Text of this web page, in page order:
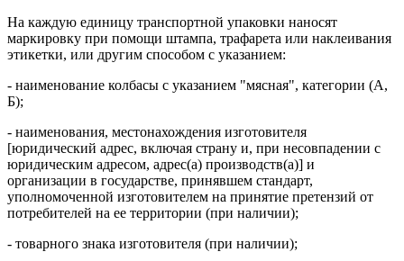
На каждую единицу транспортной упаковки наносят
маркировку при помощи штампа, трафарета или наклеивания
этикетки, или другим способом с указанием:
- наименование колбасы с указанием "мясная", категории (А,
Б);
- наименования, местонахождения изготовителя
[юридический адрес, включая страну и, при несовпадении с
юридическим адресом, адрес(а) производств(а)] и
организации в государстве, принявшем стандарт,
уполномоченной изготовителем на принятие претензий от
потребителей на ее территории (при наличии);
- товарного знака изготовителя (при наличии);